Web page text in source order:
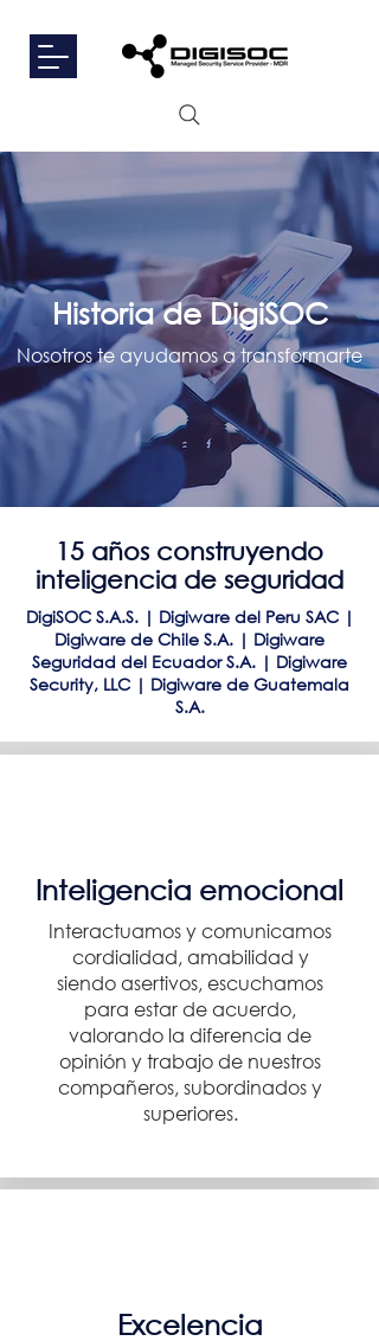
Historia de DigiSOC
Nosotros te ayudamos a transformarte
15 años construyendo
inteligencia de seguridad
DigiSOC S.A.S. | Digiware del Peru SAC |
Digiware de Chile S.A. | Digiware
Seguridad del Ecuador S.A. | Digiware
Security, LLC | Digiware de Guatemala
S.A.
Inteligencia emocional
Interactuamos y comunicamos
cordialidad, amabilidad y
siendo asertivos, escuchamos
para estar de acuerdo,
valorando la diferencia de
opinión y trabajo de nuestros
compañeros, subordinados y
superiores.
Excelencia